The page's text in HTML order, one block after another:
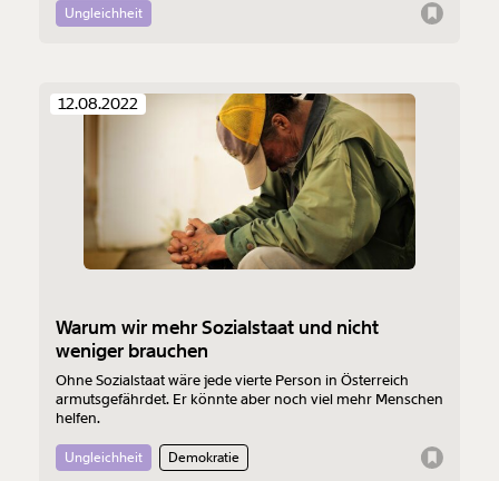
es sie geben muss. Von diesem Traum sind wir aber auch
heute noch weit entfernt.
Ungleichheit
12.08.2022
Warum wir mehr Sozialstaat und nicht
weniger brauchen
Ohne Sozialstaat wäre jede vierte Person in Österreich
armutsgefährdet. Er könnte aber noch viel mehr Menschen
helfen.
Ungleichheit Demokratie